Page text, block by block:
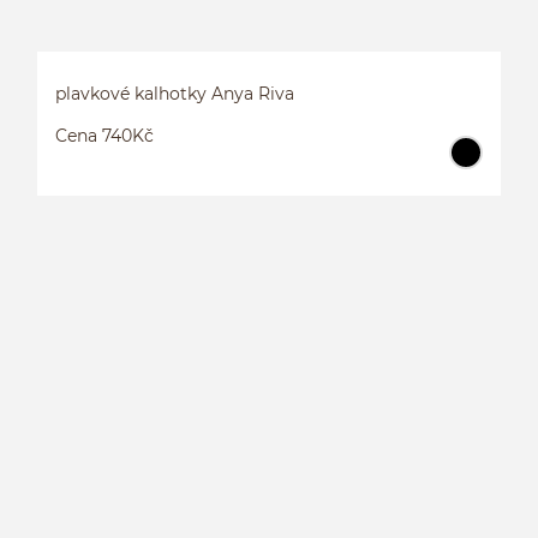
plavkové kalhotky Anya Riva
Cena 740Kč